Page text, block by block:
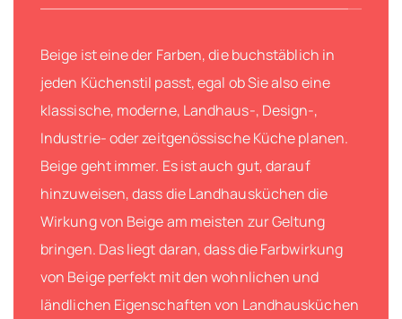
Beige ist eine der Farben, die buchstäblich in
jeden Küchenstil passt, egal ob Sie also eine
klassische, moderne, Landhaus-, Design-,
Industrie- oder zeitgenössische Küche planen.
Beige geht immer. Es ist auch gut, darauf
hinzuweisen, dass die Landhausküchen die
Wirkung von Beige am meisten zur Geltung
bringen. Das liegt daran, dass die Farbwirkung
von Beige perfekt mit den wohnlichen und
ländlichen Eigenschaften von Landhausküchen